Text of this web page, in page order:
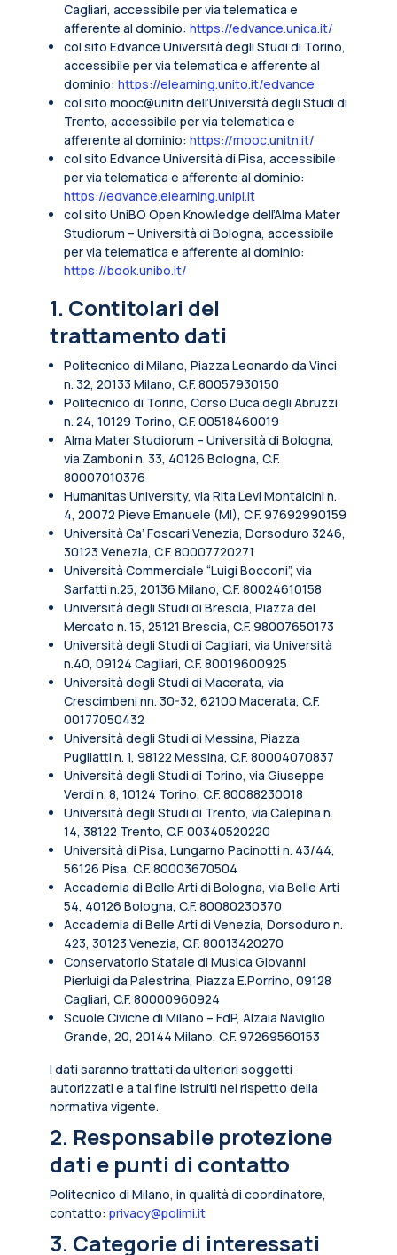
Cagliari, accessibile per via telematica e
afferente al dominio: https://edvance.unica.it/
col sito Edvance Università degli Studi di Torino,
accessibile per via telematica e afferente al
dominio: https://elearning.unito.it/edvance
col sito mooc@unitn dell’Università degli Studi di
Trento, accessibile per via telematica e
afferente al dominio: https://mooc.unitn.it/
col sito Edvance Università di Pisa, accessibile
per via telematica e afferente al dominio:
https://edvance.elearning.unipi.it
col sito UniBO Open Knowledge dell’Alma Mater
Studiorum – Università di Bologna, accessibile
per via telematica e afferente al dominio:
https://book.unibo.it/
1. Contitolari del
trattamento dati
Politecnico di Milano, Piazza Leonardo da Vinci
n. 32, 20133 Milano, C.F. 80057930150
Politecnico di Torino, Corso Duca degli Abruzzi
n. 24, 10129 Torino, C.F. 00518460019
Alma Mater Studiorum – Università di Bologna,
via Zamboni n. 33, 40126 Bologna, C.F.
80007010376
Humanitas University, via Rita Levi Montalcini n.
4, 20072 Pieve Emanuele (MI), C.F. 97692990159
Università Ca’ Foscari Venezia, Dorsoduro 3246,
30123 Venezia, C.F. 80007720271
Università Commerciale “Luigi Bocconi”, via
Sarfatti n.25, 20136 Milano, C.F. 80024610158
Università degli Studi di Brescia, Piazza del
Mercato n. 15, 25121 Brescia, C.F. 98007650173
Università degli Studi di Cagliari, via Università
n.40, 09124 Cagliari, C.F. 80019600925
Università degli Studi di Macerata, via
Crescimbeni nn. 30-32, 62100 Macerata, C.F.
00177050432
Università degli Studi di Messina, Piazza
Pugliatti n. 1, 98122 Messina, C.F. 80004070837
Università degli Studi di Torino, via Giuseppe
Verdi n. 8, 10124 Torino, C.F. 80088230018
Università degli Studi di Trento, via Calepina n.
14, 38122 Trento, C.F. 00340520220
Università di Pisa, Lungarno Pacinotti n. 43/44,
56126 Pisa, C.F. 80003670504
Accademia di Belle Arti di Bologna, via Belle Arti
54, 40126 Bologna, C.F. 80080230370
Accademia di Belle Arti di Venezia, Dorsoduro n.
423, 30123 Venezia, C.F. 80013420270
Conservatorio Statale di Musica Giovanni
Pierluigi da Palestrina, Piazza E.Porrino, 09128
Cagliari, C.F. 80000960924
Scuole Civiche di Milano – FdP, Alzaia Naviglio
Grande, 20, 20144 Milano, C.F. 97269560153
I dati saranno trattati da ulteriori soggetti
autorizzati e a tal fine istruiti nel rispetto della
normativa vigente.
2. Responsabile protezione
dati e punti di contatto
Politecnico di Milano, in qualità di coordinatore,
contatto: privacy@polimi.it
3. Categorie di interessati